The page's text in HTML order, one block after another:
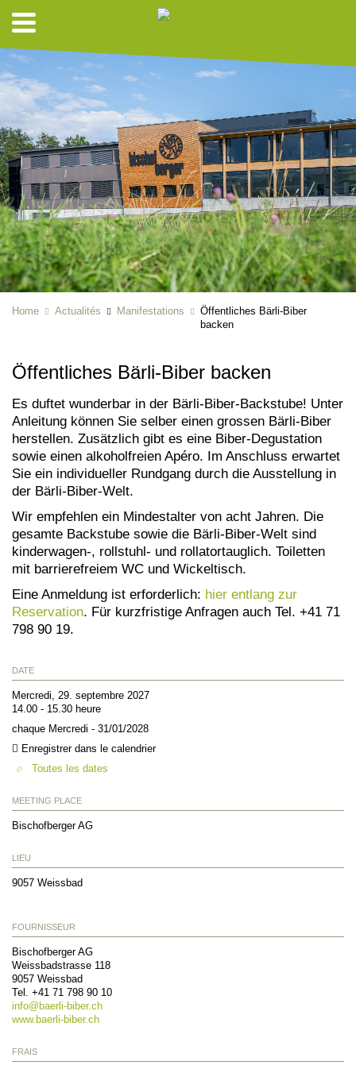
Home Actualités Manifestations
Öffentliches Bärli-Biber
backen
Öffentliches Bärli-Biber backen
Es duftet wunderbar in der Bärli-Biber-Backstube! Unter
Anleitung können Sie selber einen grossen Bärli-Biber
herstellen. Zusätzlich gibt es eine Biber-Degustation
sowie einen alkoholfreien Apéro. Im Anschluss erwartet
Sie ein individueller Rundgang durch die Ausstellung in
der Bärli-Biber-Welt.
Wir empfehlen ein Mindestalter von acht Jahren. Die
gesamte Backstube sowie die Bärli-Biber-Welt sind
kinderwagen-, rollstuhl- und rollatortauglich. Toiletten
mit barrierefreiem WC und Wickeltisch.
Eine Anmeldung ist erforderlich: hier entlang zur
Reservation . Für kurzfristige Anfragen auch Tel. +41 71
798 90 19.
DATE
Mercredi, 29. septembre 2027
14.00 - 15.30 heure
chaque Mercredi - 31/01/2028
Enregistrer dans le calendrier
Toutes les dates
MEETING PLACE
Bischofberger AG
LIEU
9057 Weissbad
FOURNISSEUR
Bischofberger AG
Weissbadstrasse 118
9057 Weissbad
Tel. +41 71 798 90 10
info@ baerli-biber.ch
www.baerli-biber.ch
FRAIS